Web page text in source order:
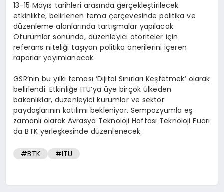
13-15 Mayıs tarihleri arasında gerçekleştirilecek
etkinlikte, belirlenen tema çerçevesinde politika ve
düzenleme alanlarında tartışmalar yapılacak.
Oturumlar sonunda, düzenleyici otoriteler için
referans niteliği taşıyan politika önerilerini içeren
raporlar yayımlanacak.
GSR’nin bu yılki teması ‘Dijital Sınırları Keşfetmek’ olarak
belirlendi. Etkinliğe ITU’ya üye birçok ülkeden
bakanlıklar, düzenleyici kurumlar ve sektör
paydaşlarının katılımı bekleniyor. Sempozyumla eş
zamanlı olarak Avrasya Teknoloji Haftası Teknoloji Fuarı
da BTK yerleşkesinde düzenlenecek.
#BTK #ITU